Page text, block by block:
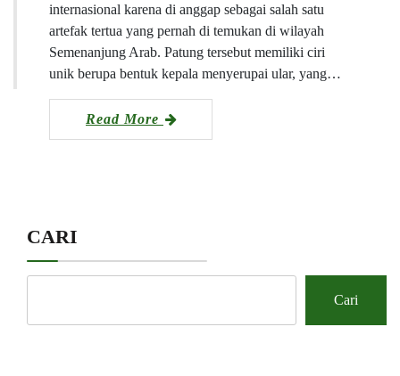
internasional karena di anggap sebagai salah satu
artefak tertua yang pernah di temukan di wilayah
Semenanjung Arab. Patung tersebut memiliki ciri
unik berupa bentuk kepala menyerupai ular, yang…
Read More
CARI
Cari